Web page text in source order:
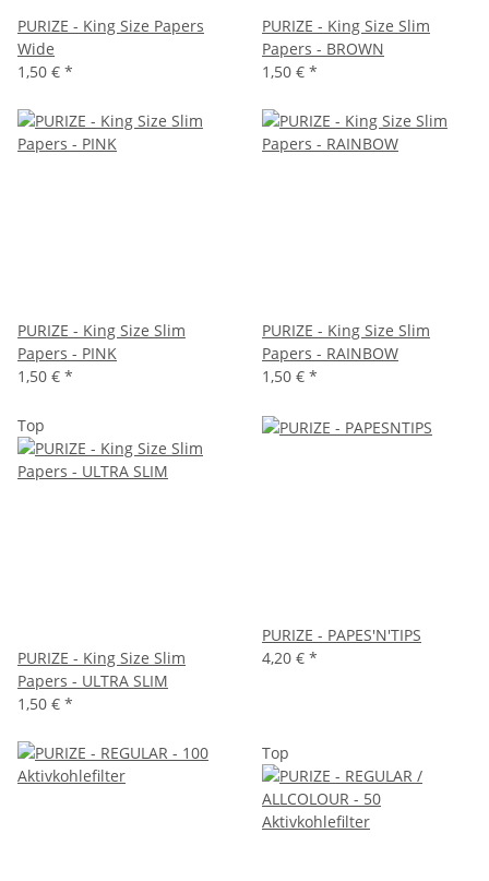
PURIZE - King Size Papers
Wide
1,50 € *
PURIZE - King Size Slim
Papers - BROWN
1,50 € *
PURIZE - King Size Slim
Papers - PINK
1,50 € *
PURIZE - King Size Slim
Papers - RAINBOW
1,50 € *
Top
PURIZE - King Size Slim
Papers - ULTRA SLIM
1,50 € *
PURIZE - PAPES'N'TIPS
4,20 € *
Top